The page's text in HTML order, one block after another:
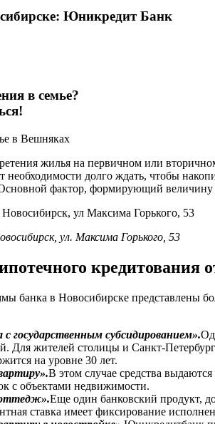
Юникредит Банк
в семье?
жилья на первичном или
необходимости долго ждать, чтобы
фактор, формирующий
ул. Максима Горького, 53
кредитования
банка в Новосибирске представлены
государственным субсидированием».
Для жителей столицы и Санкт-
на уровне 30 лет.
В этом случае средства
с объектами недвижимости.
Еще один банковский продукт,
ставка имеет фиксирование